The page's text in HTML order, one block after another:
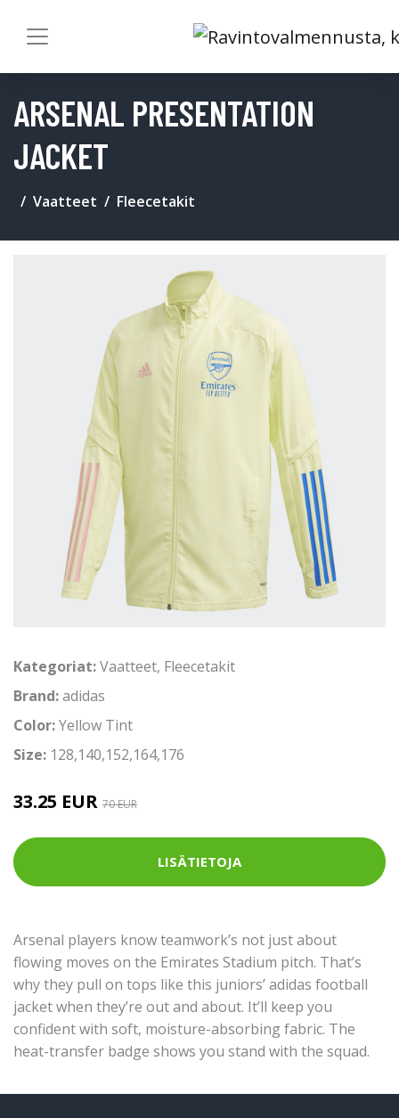
ARSENAL PRESENTATION
JACKET
Vaatteet Fleecetakit
Kategoriat:Vaatteet, Fleecetakit
Brand:adidas
Color:Yellow Tint
Size: 128,140,152,164,176
33.25 EUR 70 EUR
LISÄTIETOJA
Arsenal players know teamwork’s not just about
flowing moves on the Emirates Stadium pitch. That’s
why they pull on tops like this juniors’ adidas football
jacket when they’re out and about. It’ll keep you
confident with soft, moisture-absorbing fabric. The
heat-transfer badge shows you stand with the squad.